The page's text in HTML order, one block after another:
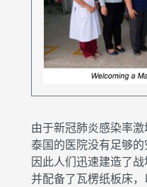
由于新冠肺炎感染率激
泰国的医院没有足够的
因此人们迅速建造了战
并配备了瓦楞纸板床，